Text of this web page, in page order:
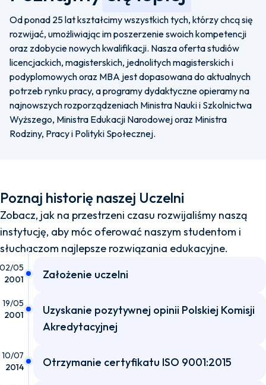
Od ponad 25 lat kształcimy wszystkich tych, którzy chcą się
rozwijać, umożliwiając im poszerzenie swoich kompetencji
oraz zdobycie nowych kwalifikacji. Nasza oferta studiów
licencjackich, magisterskich, jednolitych magisterskich i
podyplomowych oraz MBA jest dopasowana do aktualnych
potrzeb rynku pracy, a programy dydaktyczne opieramy na
najnowszych rozporządzeniach Ministra Nauki i Szkolnictwa
Wyższego, Ministra Edukacji Narodowej oraz Ministra
Rodziny, Pracy i Polityki Społecznej.
Poznaj historię naszej Uczelni
Zobacz, jak na przestrzeni czasu rozwijaliśmy naszą
instytucję, aby móc oferować naszym studentom i
słuchaczom najlepsze rozwiązania edukacyjne.
02/05
2001
Założenie uczelni
19/05
2001
Uzyskanie pozytywnej opinii Polskiej Komisji
Akredytacyjnej
10/07
2014
Otrzymanie certyfikatu ISO 9001:2015